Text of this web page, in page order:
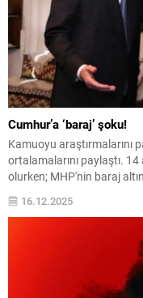
Cumhur’a ‘baraj’ şoku!
Kamuoyu araştırmalarını
ortalamalarını paylaştı.
olurken; MHP'nin baraj
16.12.2025